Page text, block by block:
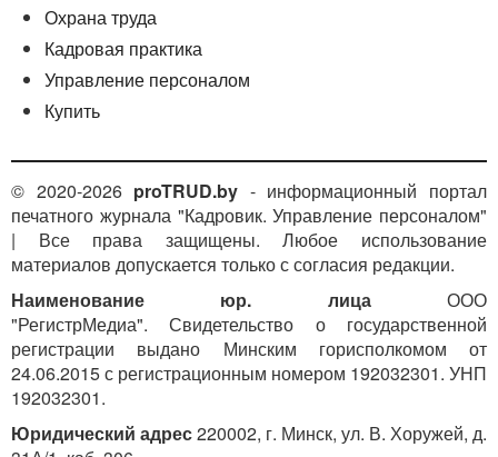
Охрана труда
Кадровая практика
Управление персоналом
Купить
© 2020-2026 proTRUD.by - информационный портал
печатного журнала "Кадровик. Управление персоналом"
| Все права защищены. Любое использование
материалов допускается только с согласия редакции.
Наименование юр. лицаООО
"РегистрМедиа". Свидетельство о государственной
регистрации выдано Минским горисполкомом от
24.06.2015 с регистрационным номером 192032301. УНП
192032301.
Юридический адрес220002, г. Минск, ул. В. Хоружей, д.